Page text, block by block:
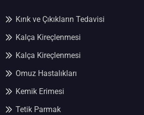
Kırık ve Çıkıkların Tedavisi
Kalça Kireçlenmesi
Kalça Kireçlenmesi
Omuz Hastalıkları
Kemik Erimesi
Tetik Parmak